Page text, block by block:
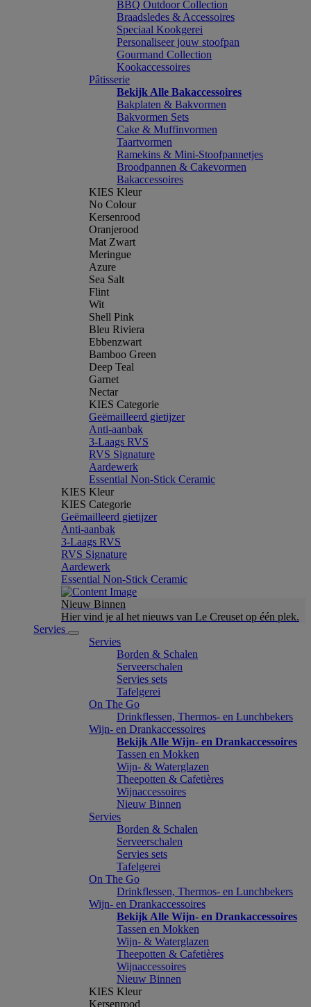
BBQ Outdoor Collection
Braadsledes & Accessoires
Speciaal Kookgerei
Personaliseer jouw stoofpan
Gourmand Collection
Kookaccessoires
Pâtisserie
Bekijk Alle Bakaccessoires
Bakplaten & Bakvormen
Bakvormen Sets
Cake & Muffinvormen
Taartvormen
Ramekins & Mini-Stoofpannetjes
Broodpannen & Cakevormen
Bakaccessoires
KIES Kleur
No Colour
Kersenrood
Oranjerood
Mat Zwart
Meringue
Azure
Sea Salt
Flint
Wit
Shell Pink
Bleu Riviera
Ebbenzwart
Bamboo Green
Deep Teal
Garnet
Nectar
KIES Categorie
Geëmailleerd gietijzer
Anti-aanbak
3-Laags RVS
RVS Signature
Aardewerk
Essential Non-Stick Ceramic
KIES Kleur
KIES Categorie
Geëmailleerd gietijzer
Anti-aanbak
3-Laags RVS
RVS Signature
Aardewerk
Essential Non-Stick Ceramic
Nieuw Binnen
Hier vind je al het nieuws van Le Creuset op één plek.
Servies
Servies
Borden & Schalen
Serveerschalen
Servies sets
Tafelgerei
On The Go
Drinkflessen, Thermos- en Lunchbekers
Wijn- en Drankaccessoires
Bekijk Alle Wijn- en Drankaccessoires
Tassen en Mokken
Wijn- & Waterglazen
Theepotten & Cafetières
Wijnaccessoires
Nieuw Binnen
Servies
Borden & Schalen
Serveerschalen
Servies sets
Tafelgerei
On The Go
Drinkflessen, Thermos- en Lunchbekers
Wijn- en Drankaccessoires
Bekijk Alle Wijn- en Drankaccessoires
Tassen en Mokken
Wijn- & Waterglazen
Theepotten & Cafetières
Wijnaccessoires
Nieuw Binnen
KIES Kleur
Kersenrood